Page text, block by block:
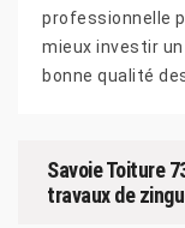
professionnelle
mieux investir
bonne qualité
Savoie Toiture
travaux de